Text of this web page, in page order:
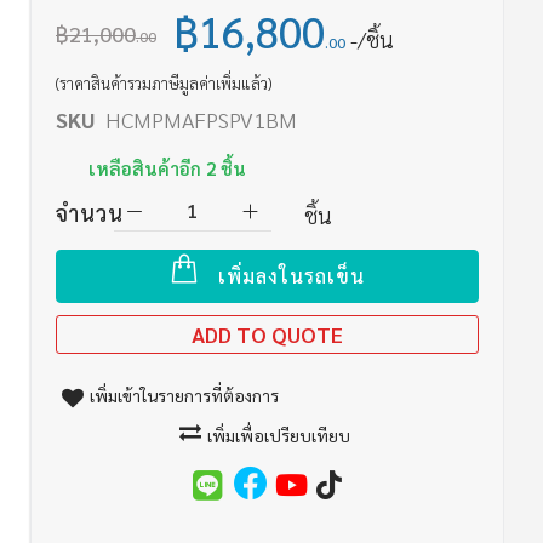
฿21,000.00 ฿16,800.00 /ชิ้น
(ราคาสินค้ารวมภาษีมูลค่าเพิ่มแล้ว)
SKU HCMPMAFPSPV1BM
เหลือสินค้าอีก 2ชิ้น
จำนวน ชิ้น
เพิ่มลงในรถเข็น
ADD TO QUOTE
เพิ่มเข้าในรายการที่ต้องการ
เพิ่มเพื่อเปรียบเทียบ